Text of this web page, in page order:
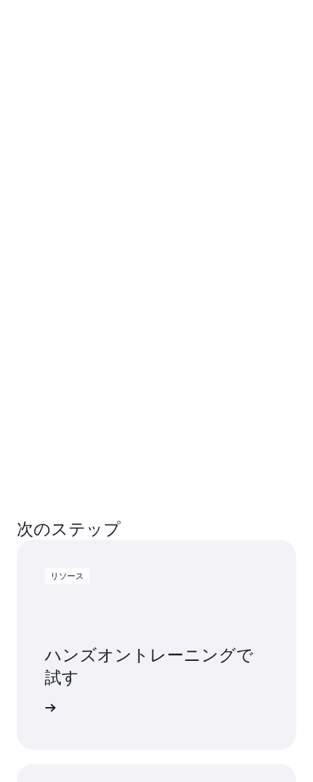
次のステップ
リソース
ハンズオントレーニングで
試す